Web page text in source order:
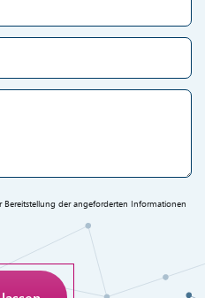
der angeforderten Informationen